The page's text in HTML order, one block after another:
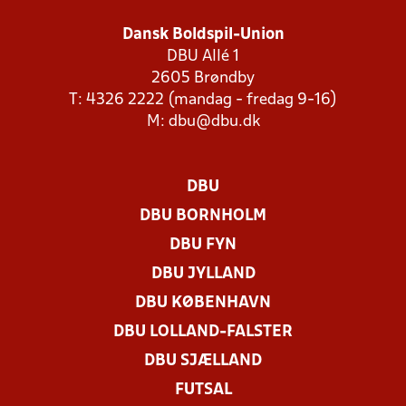
Dansk Boldspil-Union
DBU Allé 1
2605 Brøndby
T: 4326 2222 (mandag - fredag 9-16)
M: dbu@dbu.dk
DBU
DBU BORNHOLM
DBU FYN
DBU JYLLAND
DBU KØBENHAVN
DBU LOLLAND-FALSTER
DBU SJÆLLAND
FUTSAL